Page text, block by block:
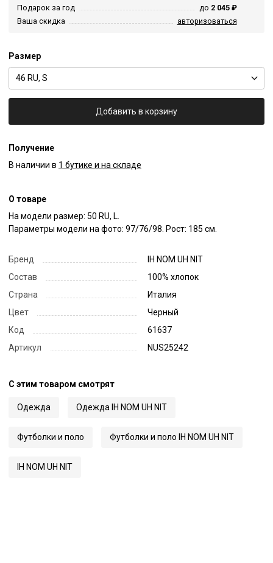
Подарок за год
до 2 045 ₽
Ваша скидка
авторизоваться
Размер
46 RU, S
Добавить в корзину
Получение
В наличии в 1 бутике и на складе
О товаре
На модели размер: 50 RU, L.
Параметры модели на фото: 97/76/98. Рост: 185 см.
Бренд
IH NOM UH NIT
Состав
100% хлопок
Страна
Италия
Цвет
Черный
Код
61637
Артикул
NUS25242
С этим товаром смотрят
Одежда Одежда IH NOM UH NIT
Футболки и поло Футболки и поло IH NOM UH NIT
IH NOM UH NIT